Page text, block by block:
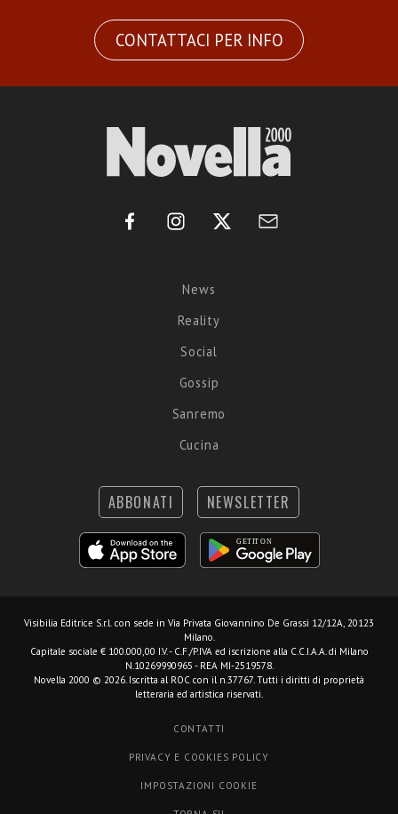
CONTATTACI PER INFO
News
Reality
Social
Gossip
Sanremo
Cucina
ABBONATI NEWSLETTER
Visibilia Editrice S.r.l. con sede in Via Privata Giovannino De Grassi 12/12A, 20123
Milano.
Capitale sociale € 100.000,00 I.V. - C.F./P.IVA ed iscrizione alla C.C.I.A.A. di Milano
N.10269990965 - REA MI-2519578.
Novella 2000 © 2026. Iscritta al ROC con il n.37767. Tutti i diritti di proprietà
letteraria ed artistica riservati.
CONTATTI
PRIVACY E COOKIES POLICY
IMPOSTAZIONI COOKIE